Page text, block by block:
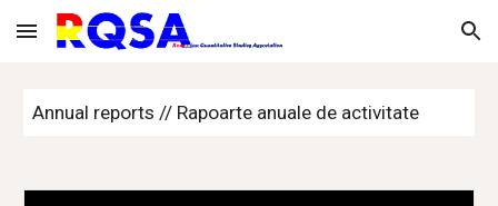
Skip to main content Skip to navigation
Annual reports // Rapoarte anuale de activitate